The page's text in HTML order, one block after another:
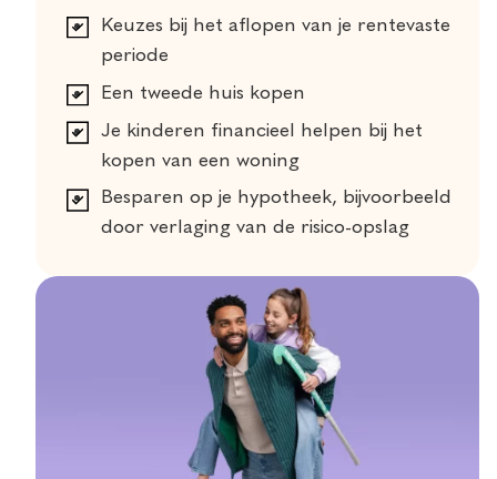
Keuzes bij het aflopen van je rentevaste
periode
Een tweede huis kopen
Je kinderen financieel helpen bij het
kopen van een woning
Besparen op je hypotheek, bijvoorbeeld
door verlaging van de risico-opslag